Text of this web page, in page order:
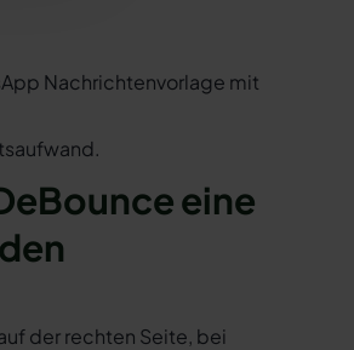
Nachrichtenvorlage mit
eine
der rechten Seite, bei